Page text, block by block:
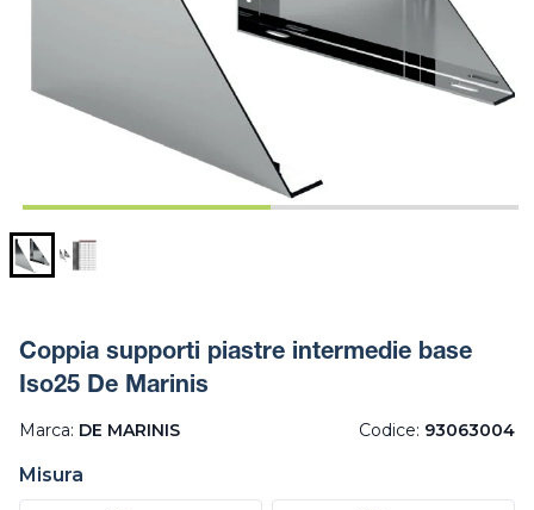
Coppia supporti piastre intermedie base
Iso25 De Marinis
Marca: DE MARINIS Codice: 93063004
Misura